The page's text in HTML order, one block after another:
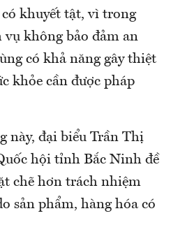
khuyết tật, vì trong
không bảo đảm an
có khả năng gây thiệt
khỏe cần được pháp
này, đại biểu Trần Thị
hội tỉnh Bắc Ninh đề
chẽ hơn trách nhiệm
sản phẩm, hàng hóa có